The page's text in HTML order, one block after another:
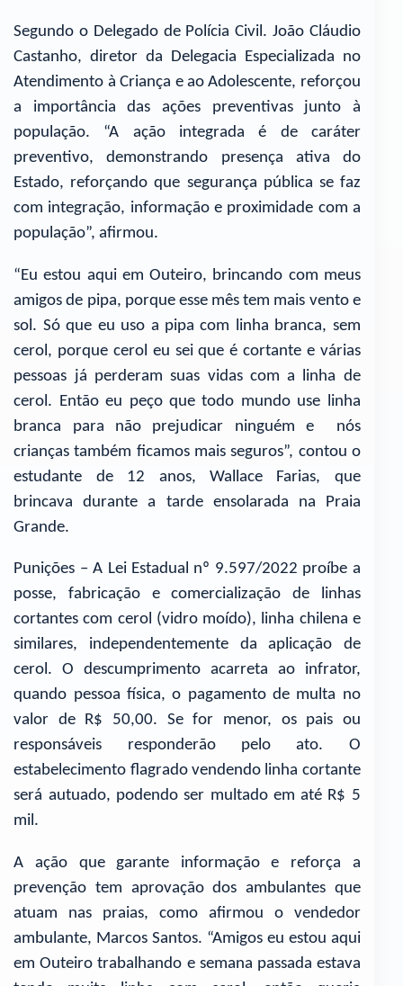
Segundo o Delegado de Polícia Civil. João Cláudio
Castanho, diretor da Delegacia Especializada no
Atendimento à Criança e ao Adolescente, reforçou
a importância das ações preventivas junto à
população. “A ação integrada é de caráter
preventivo, demonstrando presença ativa do
Estado, reforçando que segurança pública se faz
com integração, informação e proximidade com a
população”, afirmou.
“Eu estou aqui em Outeiro, brincando com meus
amigos de pipa, porque esse mês tem mais vento e
sol. Só que eu uso a pipa com linha branca, sem
cerol, porque cerol eu sei que é cortante e várias
pessoas já perderam suas vidas com a linha de
cerol. Então eu peço que todo mundo use linha
branca para não prejudicar ninguém e nós
crianças também ficamos mais seguros”, contou o
estudante de 12 anos, Wallace Farias, que
brincava durante a tarde ensolarada na Praia
Grande.
Punições – A Lei Estadual nº 9.597/2022 proíbe a
posse, fabricação e comercialização de linhas
cortantes com cerol (vidro moído), linha chilena e
similares, independentemente da aplicação de
cerol. O descumprimento acarreta ao infrator,
quando pessoa física, o pagamento de multa no
valor de R$ 50,00. Se for menor, os pais ou
responsáveis responderão pelo ato. O
estabelecimento flagrado vendendo linha cortante
será autuado, podendo ser multado em até R$ 5
mil.
A ação que garante informação e reforça a
prevenção tem aprovação dos ambulantes que
atuam nas praias, como afirmou o vendedor
ambulante, Marcos Santos. “Amigos eu estou aqui
em Outeiro trabalhando e semana passada estava